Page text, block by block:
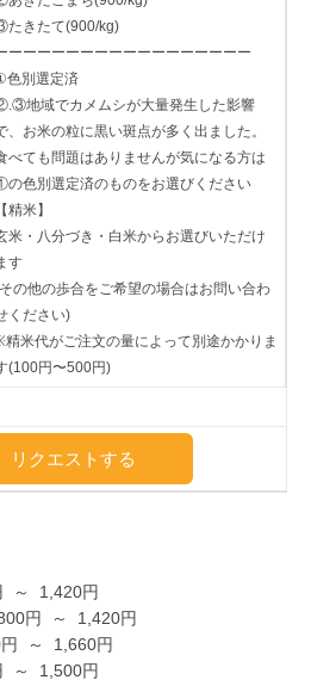
たきたて(900/kg)
ーーーーーーーーーーーーーーーーー
色別選定済
地域でカメムシが大量発生した影響
、お米の粒に黒い斑点が多く出ました。
べても問題はありませんが気になる方は
色別選定済のものをお選びください
【精米】
米・八分づき・白米からお選びいただけ
す
の他の歩合をご希望の場合はお問い合わ
ください)
米代がご注文の量によって別途かかりま
(100円〜500円)
リクエストする
～ 1,420円
円 ～ 1,420円
円 ～ 1,660円
～ 1,500円